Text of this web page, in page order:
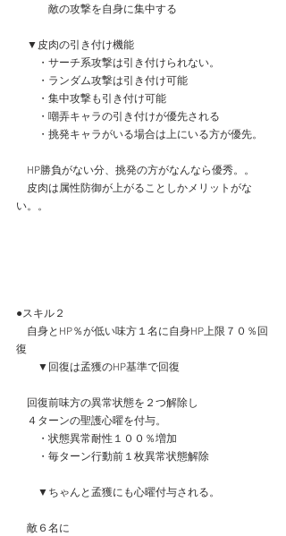
敵の攻撃を自身に集中する
▼皮肉の引き付け機能
・サーチ系攻撃は引き付けられない。
・ランダム攻撃は引き付け可能
・集中攻撃も引き付け可能
・嘲弄キャラの引き付けが優先される
・挑発キャラがいる場合は上にいる方が優先。
HP勝負がない分、挑発の方がなんなら優秀。。
皮肉は属性防御が上がることしかメリットがな
い。。
●スキル２
自身とHP％が低い味方１名に自身HP上限７０％回
復
▼回復は孟獲のHP基準で回復
回復前味方の異常状態を２つ解除し
４ターンの聖護心曜を付与。
・状態異常耐性１００％増加
・毎ターン行動前１枚異常状態解除
▼ちゃんと孟獲にも心曜付与される。
敵６名に